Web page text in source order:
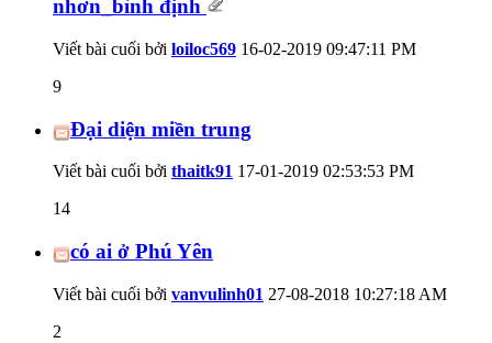
nhơn_bình định
Viết bài cuối bởi loiloc569 16-02-2019 09:47:11 PM
9
Đại diện miền trung
Viết bài cuối bởi thaitk91 17-01-2019 02:53:53 PM
14
có ai ở Phú Yên
Viết bài cuối bởi vanvulinh01 27-08-2018 10:27:18 AM
2